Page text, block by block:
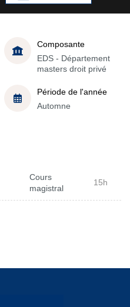
Composante
EDS - Département
masters droit privé
Période de l'année
Automne
Cours
magistral
15h